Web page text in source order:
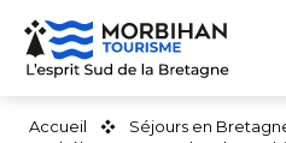
Aller
contenu
Accueil
Séjours en